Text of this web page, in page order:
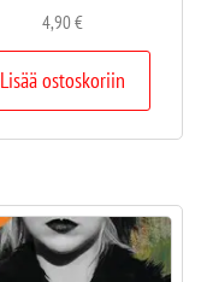
4,90€
Lisää ostoskoriin